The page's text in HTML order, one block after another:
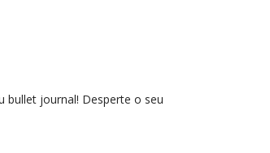
bullet journal! Desperte o seu